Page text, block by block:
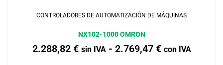
CONTROLADORES DE AUTOMATIZACIÓN DE MÁQUINAS
NX102-1000 OMRON
2.288,82 € sin IVA- 2.769,47 € con IVA